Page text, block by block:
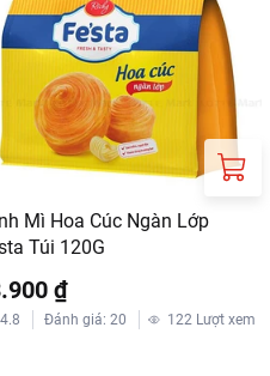
Mì Hoa Cúc Ngàn Lớp
Túi 120G
₫
4.8 Đánh giá: 20 122 Lượt xem